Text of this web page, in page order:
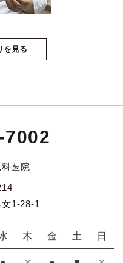
を見る
7002
医院
1-28-1
木 金 土 日